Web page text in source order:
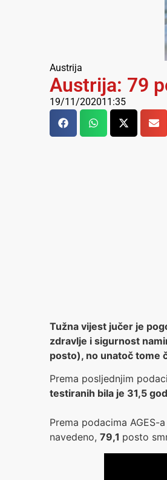
Austrija
Austrija: 79
19/11/202011:35
Tužna vijest jučer je
zdravlje i sigurnost
posto), no unatoč tome
Prema posljednjim
testiranih bila je 31,5
Prema podacima
navedeno, 79,1 posto